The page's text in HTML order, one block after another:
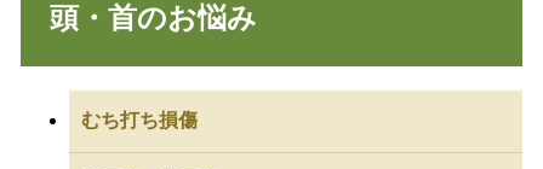
頭・首のお悩み
むち打ち損傷